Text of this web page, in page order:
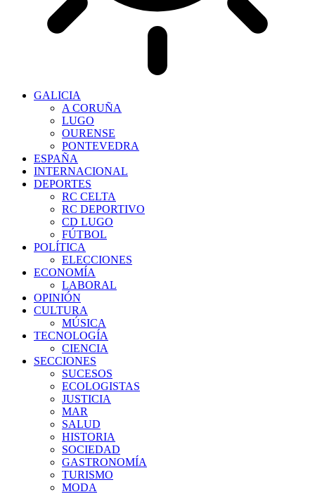
GALICIA
A CORUÑA
LUGO
OURENSE
PONTEVEDRA
ESPAÑA
INTERNACIONAL
DEPORTES
RC CELTA
RC DEPORTIVO
CD LUGO
FÚTBOL
POLÍTICA
ELECCIONES
ECONOMÍA
LABORAL
OPINIÓN
CULTURA
MÚSICA
TECNOLOGÍA
CIENCIA
SECCIONES
SUCESOS
ECOLOGISTAS
JUSTICIA
MAR
SALUD
HISTORIA
SOCIEDAD
GASTRONOMÍA
TURISMO
MODA